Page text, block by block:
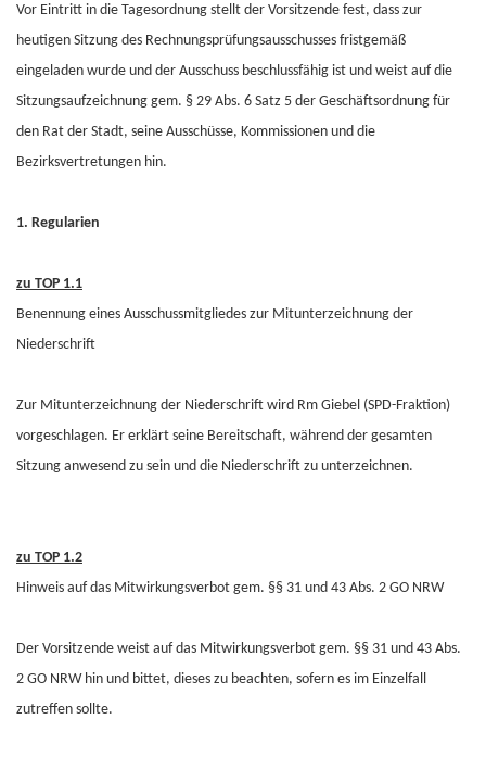
Vor Eintritt in die Tagesordnung stellt der Vorsitzende fest, dass zur
heutigen Sitzung des Rechnungsprüfungsausschusses fristgemäß
eingeladen wurde und der Ausschuss beschlussfähig ist und weist auf die
Sitzungsaufzeichnung gem. § 29 Abs. 6 Satz 5 der Geschäftsordnung für
den Rat der Stadt, seine Ausschüsse, Kommissionen und die
Bezirksvertretungen hin.
1. Regularien
zu TOP 1.1
Benennung eines Ausschussmitgliedes zur Mitunterzeichnung der
Niederschrift
Zur Mitunterzeichnung der Niederschrift wird Rm Giebel (SPD-Fraktion)
vorgeschlagen. Er erklärt seine Bereitschaft, während der gesamten
Sitzung anwesend zu sein und die Niederschrift zu unterzeichnen.
zu TOP 1.2
Hinweis auf das Mitwirkungsverbot gem. §§ 31 und 43 Abs. 2 GO NRW
Der Vorsitzende weist auf das Mitwirkungsverbot gem. §§ 31 und 43 Abs.
2 GO NRW hin und bittet, dieses zu beachten, sofern es im Einzelfall
zutreffen sollte.